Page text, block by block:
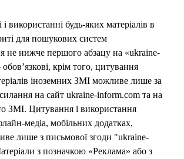
використанні будь-яких матеріалів в
для пошукових систем
не нижче першого абзацу на «ukraine-
крім того, цитування
іноземних ЗМІ можливе лише за
на сайт ukraine-inform.com та на
ЗМІ. Цитування і використання
медіа, мобільних додатках,
лише з письмової згоди "ukraine-
з позначкою «Реклама» або з